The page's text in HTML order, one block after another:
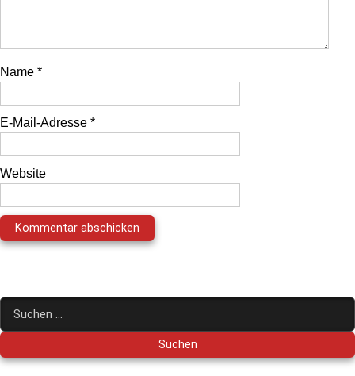
Name *
E-Mail-Adresse *
Website
Suchen